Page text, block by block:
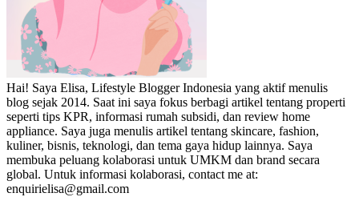
Hai! Saya Elisa, Lifestyle Blogger Indonesia yang aktif menulis
blog sejak 2014. Saat ini saya fokus berbagi artikel tentang properti
seperti tips KPR, informasi rumah subsidi, dan review home
appliance. Saya juga menulis artikel tentang skincare, fashion,
kuliner, bisnis, teknologi, dan tema gaya hidup lainnya. Saya
membuka peluang kolaborasi untuk UMKM dan brand secara
global. Untuk informasi kolaborasi, contact me at:
enquirielisa@gmail.com